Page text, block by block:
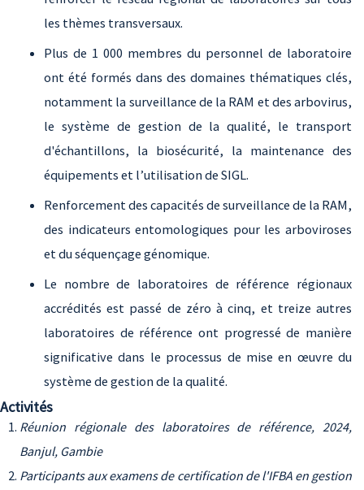
les thèmes transversaux.
Plus de 1 000 membres du personnel de laboratoire
ont été formés dans des domaines thématiques clés,
notamment la surveillance de la RAM et des arbovirus,
le système de gestion de la qualité, le transport
d'échantillons, la biosécurité, la maintenance des
équipements et l’utilisation de SIGL.
Renforcement des capacités de surveillance de la RAM,
des indicateurs entomologiques pour les arboviroses
et du séquençage génomique.
Le nombre de laboratoires de référence régionaux
accrédités est passé de zéro à cinq, et treize autres
laboratoires de référence ont progressé de manière
significative dans le processus de mise en œuvre du
système de gestion de la qualité.
Activités
Réunion régionale des laboratoires de référence, 2024,
Banjul, Gambie
Participants aux examens de certification de l'IFBA en gestion